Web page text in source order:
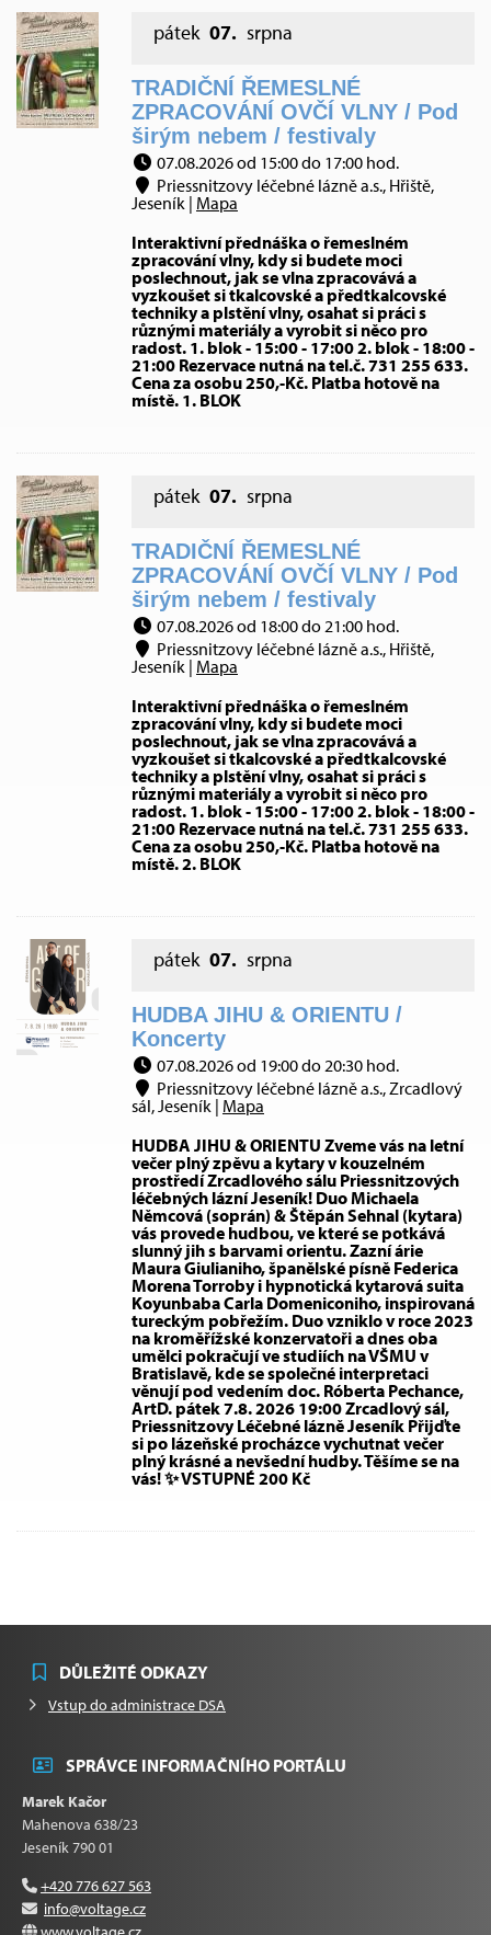
pátek 07. srpna
TRADIČNÍ ŘEMESLNÉ
ZPRACOVÁNÍ OVČÍ VLNY / Pod
širým nebem / festivaly
07.08.2026 od 15:00 do 17:00 hod.
Priessnitzovy léčebné lázně a.s., Hřiště,
Jeseník | Mapa
Interaktivní přednáška o řemeslném
zpracování vlny, kdy si budete moci
poslechnout, jak se vlna zpracovává a
vyzkoušet si tkalcovské a předtkalcovské
techniky a plstění vlny, osahat si práci s
různými materiály a vyrobit si něco pro
radost. 1. blok - 15:00 - 17:00 2. blok - 18:00 -
21:00 Rezervace nutná na tel.č. 731 255 633.
Cena za osobu 250,-Kč. Platba hotově na
místě. 1. BLOK
pátek 07. srpna
TRADIČNÍ ŘEMESLNÉ
ZPRACOVÁNÍ OVČÍ VLNY / Pod
širým nebem / festivaly
07.08.2026 od 18:00 do 21:00 hod.
Priessnitzovy léčebné lázně a.s., Hřiště,
Jeseník | Mapa
Interaktivní přednáška o řemeslném
zpracování vlny, kdy si budete moci
poslechnout, jak se vlna zpracovává a
vyzkoušet si tkalcovské a předtkalcovské
techniky a plstění vlny, osahat si práci s
různými materiály a vyrobit si něco pro
radost. 1. blok - 15:00 - 17:00 2. blok - 18:00 -
21:00 Rezervace nutná na tel.č. 731 255 633.
Cena za osobu 250,-Kč. Platba hotově na
místě. 2. BLOK
pátek 07. srpna
HUDBA JIHU & ORIENTU /
Koncerty
07.08.2026 od 19:00 do 20:30 hod.
Priessnitzovy léčebné lázně a.s., Zrcadlový
sál, Jeseník | Mapa
HUDBA JIHU & ORIENTU Zveme vás na letní
večer plný zpěvu a kytary v kouzelném
prostředí Zrcadlového sálu Priessnitzových
léčebných lázní Jeseník! Duo Michaela
Němcová (soprán) & Štěpán Sehnal (kytara)
vás provede hudbou, ve které se potkává
slunný jih s barvami orientu. Zazní árie
Maura Giulianiho, španělské písně Federica
Morena Torroby i hypnotická kytarová suita
Koyunbaba Carla Domeniconiho, inspirovaná
tureckým pobřežím. Duo vzniklo v roce 2023
na kroměřížské konzervatoři a dnes oba
umělci pokračují ve studiích na VŠMU v
Bratislavě, kde se společné interpretaci
věnují pod vedením doc. Róberta Pechance,
ArtD. pátek 7.8. 2026 19:00 Zrcadlový sál,
Priessnitzovy Léčebné lázně Jeseník Přijďte
si po lázeňské procházce vychutnat večer
plný krásné a nevšední hudby. Těšíme se na
vás! ✨ VSTUPNÉ 200 Kč
DŮLEŽITÉ ODKAZY
Vstup do administrace DSA
SPRÁVCE INFORMAČNÍHO PORTÁLU
Marek Kačor
Mahenova 638/23
Jeseník 790 01
+420 776 627 563
info@voltage.cz